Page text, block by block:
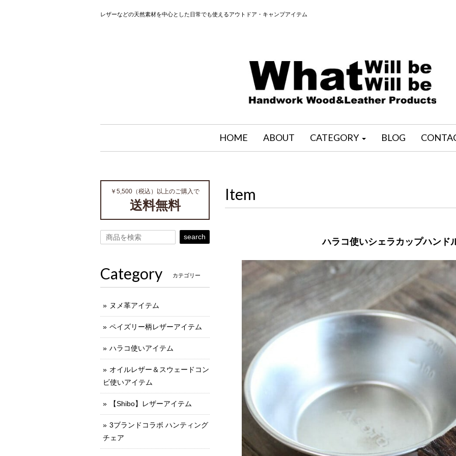
レザーなどの天然素材を中心とした日常でも使えるアウトドア・キャンプアイテム
HOME ABOUT CATEGORY BLOG
Item
ハラコ使いシェラカップハンド
￥5,500（税込）以上のご購入で
送料無料
search
Category カテゴリー
ヌメ革アイテム
ペイズリー柄レザーアイテム
ハラコ使いアイテム
オイルレザー＆スウェードコン
ビ使いアイテム
【Shibo】レザーアイテム
3ブランドコラボ ハンティング
チェア